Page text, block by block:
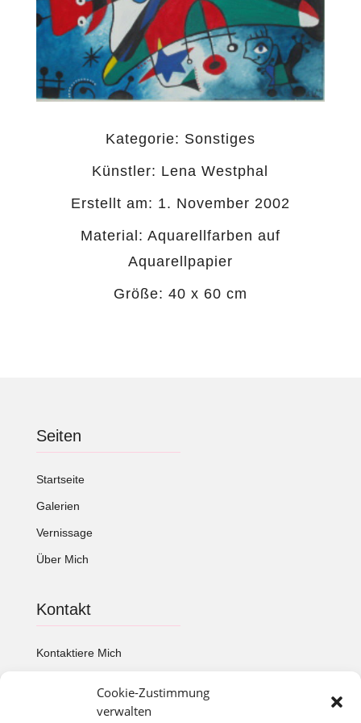
Cookie-Zustimmung
verwalten
Kategorie: Sonstiges
Künstler: Lena Westphal
Erstellt am: 1. November 2002
Material: Aquarellfarben auf
Aquarellpapier
Größe: 40 x 60 cm
Seiten
Startseite
Galerien
Vernissage
Über Mich
Kontakt
Kontaktiere Mich